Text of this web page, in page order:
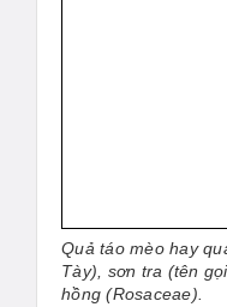
Quả táo mèo hay
Tày), sơn tra (tên
hồng (Rosaceae).